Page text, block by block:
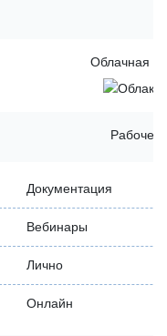
Облачная /
Рабочее
Документация
Вебинары
Лично
Онлайн